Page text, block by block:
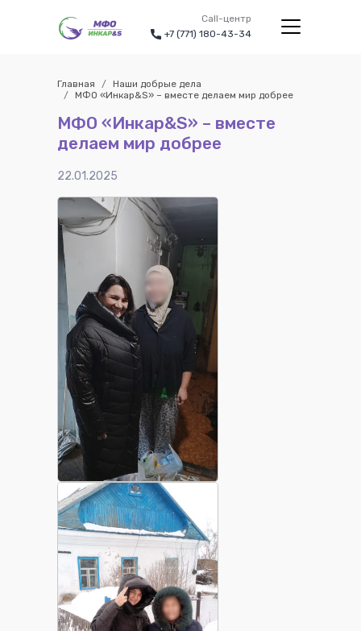
Call-центр
+7 (771) 180-43-34
Главная
Наши добрые дела
МФО «Инкар&S» – вместе делаем мир добрее
МФО «Инкар&S» – вместе
делаем мир добрее
22.01.2025